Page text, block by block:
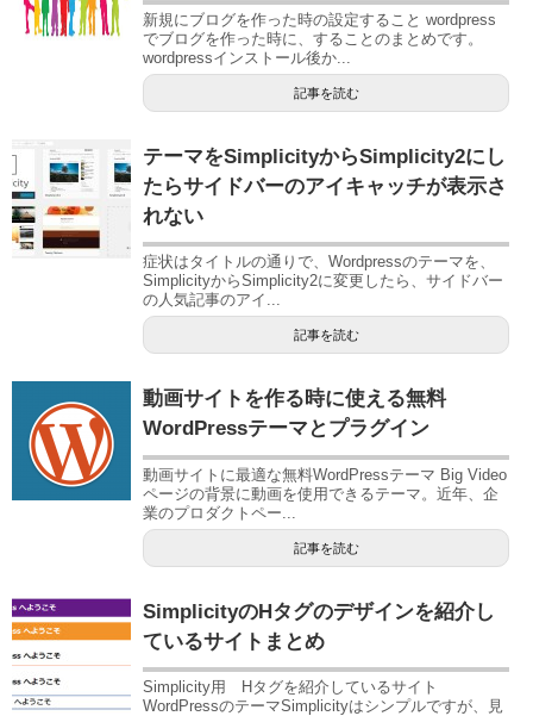
新規にブログを作った時の設定すること wordpress
でブログを作った時に、することのまとめです。
wordpressインストール後か...
記事を読む
テーマをSimplicityからSimplicity2にし
たらサイドバーのアイキャッチが表示さ
れない
症状はタイトルの通りで、Wordpressのテーマを、
SimplicityからSimplicity2に変更したら、サイドバー
の人気記事のアイ...
記事を読む
動画サイトを作る時に使える無料
WordPressテーマとプラグイン
動画サイトに最適な無料WordPressテーマ Big Video
ページの背景に動画を使用できるテーマ。近年、企
業のプロダクトペー...
記事を読む
SimplicityのHタグのデザインを紹介し
ているサイトまとめ
Simplicity用 Hタグを紹介しているサイト
WordPressのテーマSimplicityはシンプルですが、見